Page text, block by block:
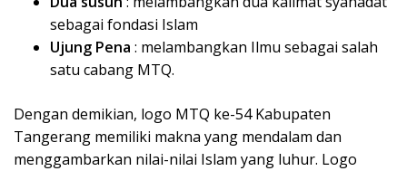
sebagai fondasi Islam
Ujung Pena : melambangkan Ilmu sebagai salah
satu cabang MTQ.
Dengan demikian, logo MTQ ke-54 Kabupaten
Tangerang memiliki makna yang mendalam dan
menggambarkan nilai-nilai Islam yang luhur. Logo